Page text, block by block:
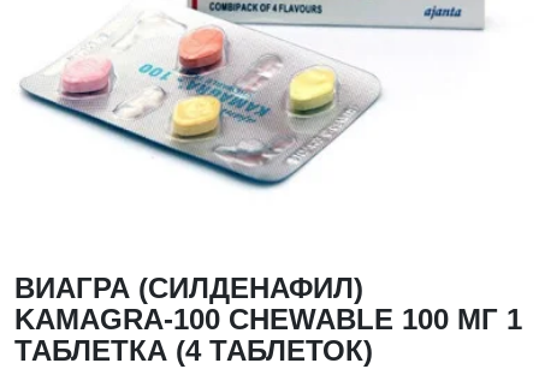
ВИАГРА (СИЛДЕНАФИЛ)
KAMAGRA-100 CHEWABLE 100 МГ 1
ТАБЛЕТКА (4 ТАБЛЕТОК)